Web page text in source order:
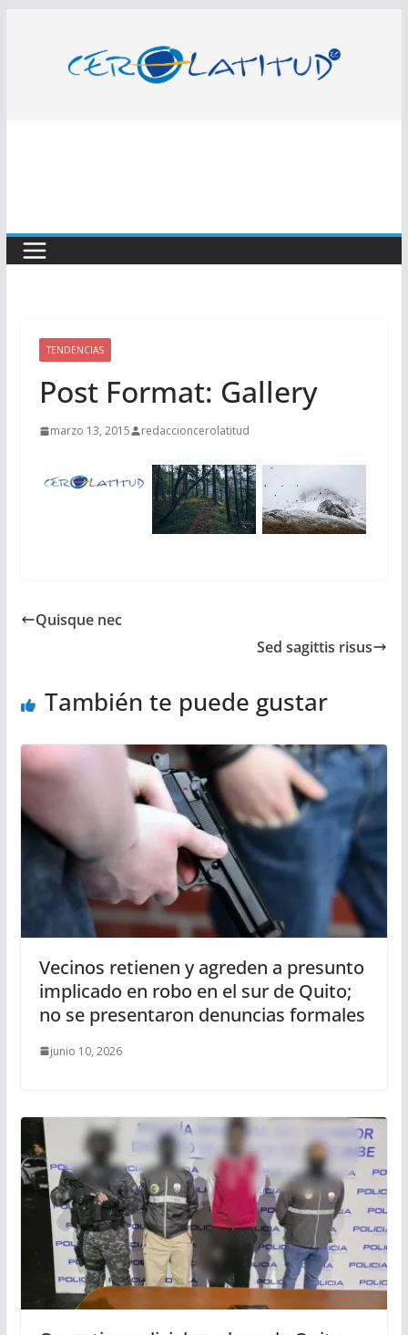
contenido
TENDENCIAS
Post Format: Gallery
marzo 13, 2015 redaccioncerolatitud
Quisque nec
Sed sagittis risus
También te puede gustar
Vecinos retienen y agreden a presunto
implicado en robo en el sur de Quito;
no se presentaron denuncias formales
junio 10, 2026